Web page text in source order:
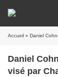
Accueil » Daniel
Daniel
visé par